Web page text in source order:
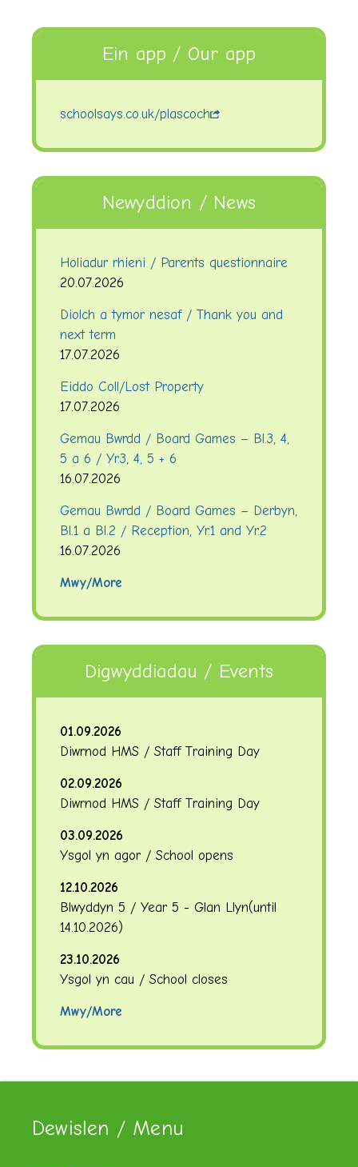
Ein app / Our app
schoolsays.co.uk/plascoch
Newyddion / News
Holiadur rhieni / Parents questionnaire
20.07.2026
Diolch a tymor nesaf / Thank you and
next term
17.07.2026
Eiddo Coll/Lost Property
17.07.2026
Gemau Bwrdd / Board Games – Bl.3, 4,
5 a 6 / Yr.3, 4, 5 + 6
16.07.2026
Gemau Bwrdd / Board Games – Derbyn,
Bl.1 a Bl.2 / Reception, Yr.1 and Yr.2
16.07.2026
Mwy/More
Digwyddiadau / Events
01.09.2026
Diwrnod HMS / Staff Training Day
02.09.2026
Diwrnod HMS / Staff Training Day
03.09.2026
Ysgol yn agor / School opens
12.10.2026
Blwyddyn 5 / Year 5 - Glan Llyn(until
14.10.2026)
23.10.2026
Ysgol yn cau / School closes
Mwy/More
Dewislen / Menu